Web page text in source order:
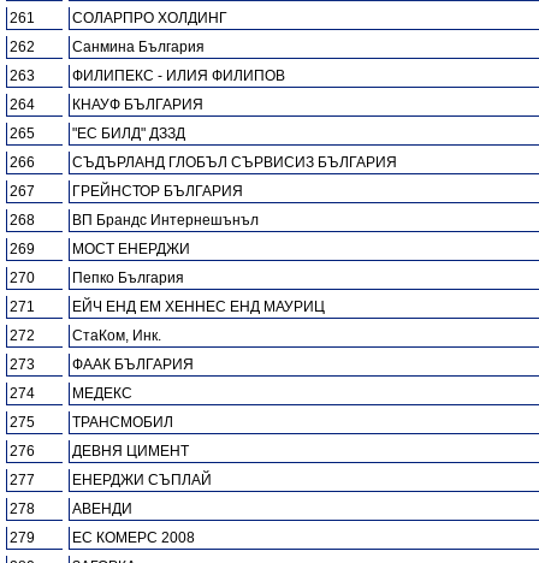
261
СОЛАРПРО ХОЛДИНГ
262
Санмина България
263
ФИЛИПЕКС - ИЛИЯ ФИЛИПОВ
264
КНАУФ БЪЛГАРИЯ
265
"ЕС БИЛД" ДЗЗД
266
СЪДЪРЛАНД ГЛОБЪЛ СЪРВИСИЗ БЪЛГАРИЯ
267
ГРЕЙНСТОР БЪЛГАРИЯ
268
ВП Брандс Интернешънъл
269
МОСТ ЕНЕРДЖИ
270
Пепко България
271
ЕЙЧ ЕНД ЕМ ХЕННЕС ЕНД МАУРИЦ
272
СтаКом, Инк.
273
ФААК БЪЛГАРИЯ
274
МЕДЕКС
275
ТРАНСМОБИЛ
276
ДЕВНЯ ЦИМЕНТ
277
ЕНЕРДЖИ СЪПЛАЙ
278
АВЕНДИ
279
ЕС КОМЕРС 2008